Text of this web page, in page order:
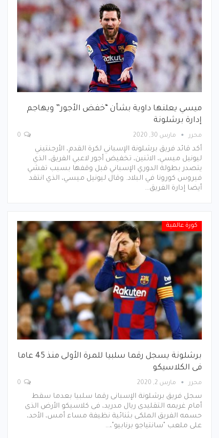
ميسي يعلنها داوية بشأن “خفض الأجور” ويهاجم
إدارة برشلونة
محرر مارس 30, 2020
أكد قائد فريق برشلونة الإسباني لكرة القدم، الأرجنتيني
ليونيل ميسي، الاثنين، تخفيض أجور لاعبي الفريق، الذي
يتصدر بطولة الدوري الإسباني قبل وقفها بسبب تفشي
فيروس كورونا في البلاد. وقال ليونيل ميسي، الذي انتقد
أيضا إدارة الفريق…
كورة عالمية
برشلونة يسجل رقما سلبيا للمرة الأولى منذ 45 عاما
فى الكلاسيكو
محرر مارس 2, 2020
سجل فريق برشلونة الإسبانى رقما سلبيا بعدما سقط
أمام غريمه التقليدى ريال مدريد، فى كلاسيكو الأرض الذى
حسمه الفريق الملكى بثنائية نظيفة مساء أمس، الأحد،
على ملعب "سانتياجو برنابيو"،…